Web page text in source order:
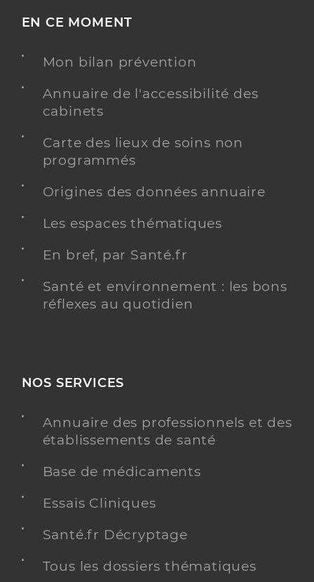
EN CE MOMENT
Mon bilan prévention
Annuaire de l'accessibilité des
cabinets
Carte des lieux de soins non
programmés
Origines des données annuaire
Les espaces thématiques
En bref, par Santé.fr
Santé et environnement : les bons
réflexes au quotidien
NOS SERVICES
Annuaire des professionnels et des
établissements de santé
Base de médicaments
Essais Cliniques
Santé.fr Décryptage
Tous les dossiers thématiques